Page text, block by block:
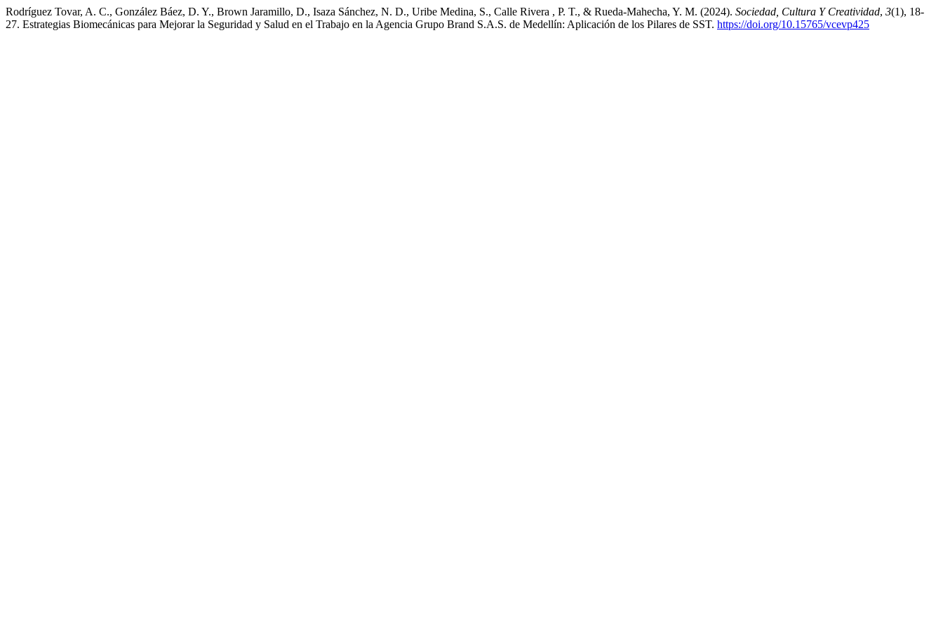
Rodríguez Tovar, A. C., González Báez, D. Y., Brown Jaramillo, D., Isaza Sánchez, N. D., Uribe Medina, S., Calle Rivera , P. T., & Rueda-Mahecha, Y. M. (2024). Sociedad, Cultura Y Creatividad, 3(1), 18-
27. Estrategias Biomecánicas para Mejorar la Seguridad y Salud en el Trabajo en la Agencia Grupo Brand S.A.S. de Medellín: Aplicación de los Pilares de SST. https://doi.org/10.15765/vcevp425